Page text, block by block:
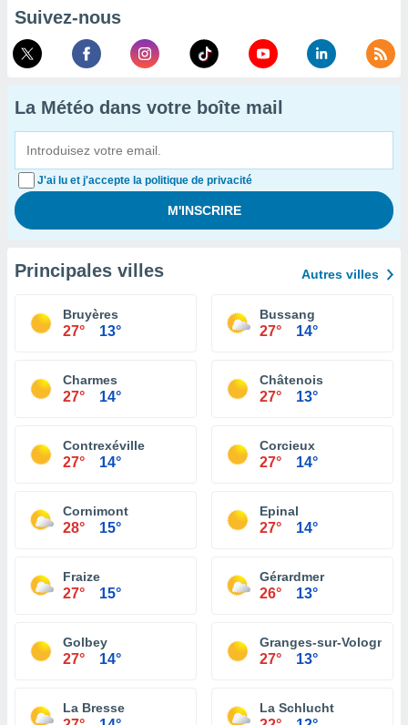
Suivez-nous
La Météo dans votre boîte mail
J'ai lu et j'accepte la politique de privacité
Principales villes Autres villes
Bruyères
27° 13°
Bussang
27° 14°
Charmes
27° 14°
Châtenois
27° 13°
Contrexéville
27° 14°
Corcieux
27° 14°
Cornimont
28° 15°
Epinal
27° 14°
Fraize
27° 15°
Gérardmer
26° 13°
Golbey
27° 14°
Granges-sur-Vologne
27° 13°
La Bresse La Schlucht